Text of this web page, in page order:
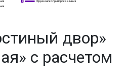
5
двор»
с расчетом